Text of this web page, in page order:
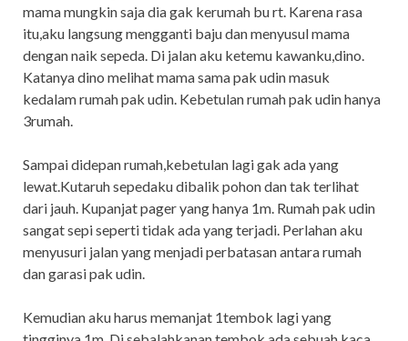
mama mungkin saja dia gak kerumah bu rt. Karena rasa
itu,aku langsung mengganti baju dan menyusul mama
dengan naik sepeda. Di jalan aku ketemu kawanku,dino.
Katanya dino melihat mama sama pak udin masuk
kedalam rumah pak udin. Kebetulan rumah pak udin hanya
3rumah.
Sampai didepan rumah,kebetulan lagi gak ada yang
lewat.Kutaruh sepedaku dibalik pohon dan tak terlihat
dari jauh. Kupanjat pager yang hanya 1m. Rumah pak udin
sangat sepi seperti tidak ada yang terjadi. Perlahan aku
menyusuri jalan yang menjadi perbatasan antara rumah
dan garasi pak udin.
Kemudian aku harus memanjat 1tembok lagi yang